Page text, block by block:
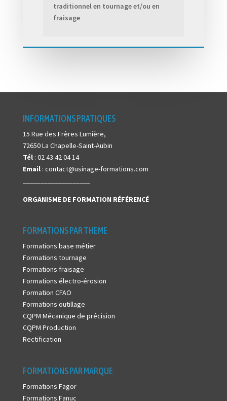
traditionnel en tournage et/ou en
fraisage
INFORMATIONS PRATIQUES
15 Rue des Frères Lumière,
72650 La Chapelle-Saint-Aubin
Tél: 02 43 42 04 14
Email: contact@usinage-formations.com
ORGANISME DE FORMATION RÉFÉRENCÉ
FORMATIONS PAR THEME
Formations base métier
Formations tournage
Formations fraisage
Formations électro-érosion
Formation CFAO
Formations outillage
CQPM Mécanique de précision
CQPM Production
Rectification
FORMATIONS PAR MARQUE
Formations Fagor
Formations Fanuc